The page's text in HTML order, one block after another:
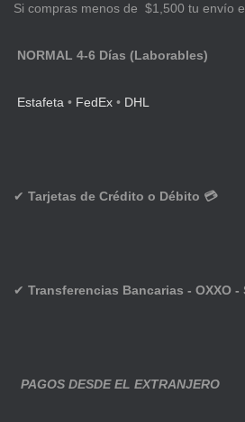
Si compras menos de $1,500 tu envío
NORMAL 4-6 Días (Laborables)
Estafeta • FedEx • DHL
✔ Tarjetas de Crédito o Débito 💳
✔ Transferencias Bancarias - OXXO -
PAGOS DESDE EL EXTRANJERO